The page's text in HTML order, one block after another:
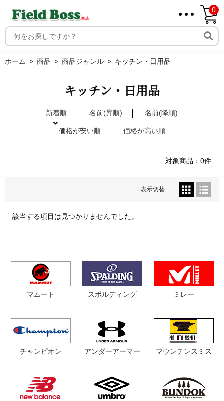
ホーム
新規会員登録
0
ホーム 商品 商品ジャンル キッチン・日用品
キッチン・日用品
新着順 名前(昇順) 名前(降順)
価格が安い順 価格が高い順
対象商品：0件
表示切替
該当する項目は見つかりませんでした。
マムート
チャンピオン
スポルディング
アンダーアーマー
ミレー
マウンテンスミス